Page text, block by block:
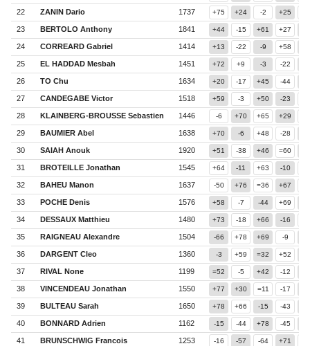
22 ZANIN Dario 1737 +75 +24 -2 +25
23 BERTOLO Anthony 1841 +44 -15 +61 +27
24 CORREARD Gabriel 1414 +13 -22 -9 +58
25 EL HADDAD Mesbah 1451 +72 +9 -3 -22
26 TO Chu 1634 +20 -17 +45 -44
27 CANDEGABE Victor 1518 +59 -3 +50 -23
28 KLAINBERG-BROUSSE Sebastien 1446 -6 +70 +65 +29
29 BAUMIER Abel 1638 +70 -6 +48 -28
30 SAIAH Anouk 1920 +51 -38 +46 =60
31 BROTEILLE Jonathan 1545 +64 -11 +63 -10
32 BAHEU Manon 1637 -50 +76 =36 +67
33 POCHE Denis 1576 +58 -7 -44 +69
34 DESSAUX Matthieu 1480 +73 -18 +66 -16
35 RAIGNEAU Alexandre 1504 -66 +78 +69 -9
36 DARGENT Cleo 1360 -3 +59 =32 +52
37 RIVAL None 1199 =52 -5 +42 -12
38 VINCENDEAU Jonathan 1550 +77 +30 =11 -17
39 BULTEAU Sarah 1650 +78 +66 -15 -43
40 BONNARD Adrien 1162 -15 -44 +78 -45
41 BRUNSCHWIG Francois 1253 -16 -57 -64 +71